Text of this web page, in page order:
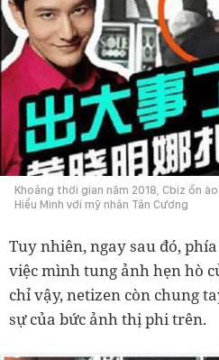
Khoảng thời gian năm 2018, Cbiz ồn
Hiểu Minh với mỹ nhân Tân Cương
Tuy nhiên, ngay sau đó,
việc mình tung ảnh hẹn hò
chỉ vậy, netizen còn chung
sự của bức ảnh thị phi trên.